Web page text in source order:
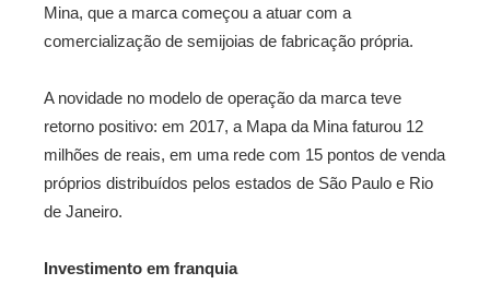
Mina, que a marca começou a atuar com a
comercialização de semijoias de fabricação própria.
A novidade no modelo de operação da marca teve
retorno positivo: em 2017, a Mapa da Mina faturou 12
milhões de reais, em uma rede com 15 pontos de venda
próprios distribuídos pelos estados de São Paulo e Rio
de Janeiro.
Investimento em franquia